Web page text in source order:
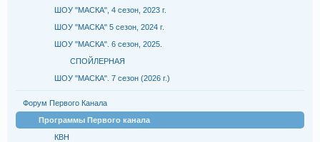
ШОУ "МАСКА", 4 сезон, 2023 г.
ШОУ "МАСКА" 5 сезон, 2024 г.
ШОУ "МАСКА". 6 сезон, 2025.
СПОЙЛЕРНАЯ
ШОУ "МАСКА". 7 сезон (2026 г.)
Форум Первого Канала
Программы Первого канала
КВН